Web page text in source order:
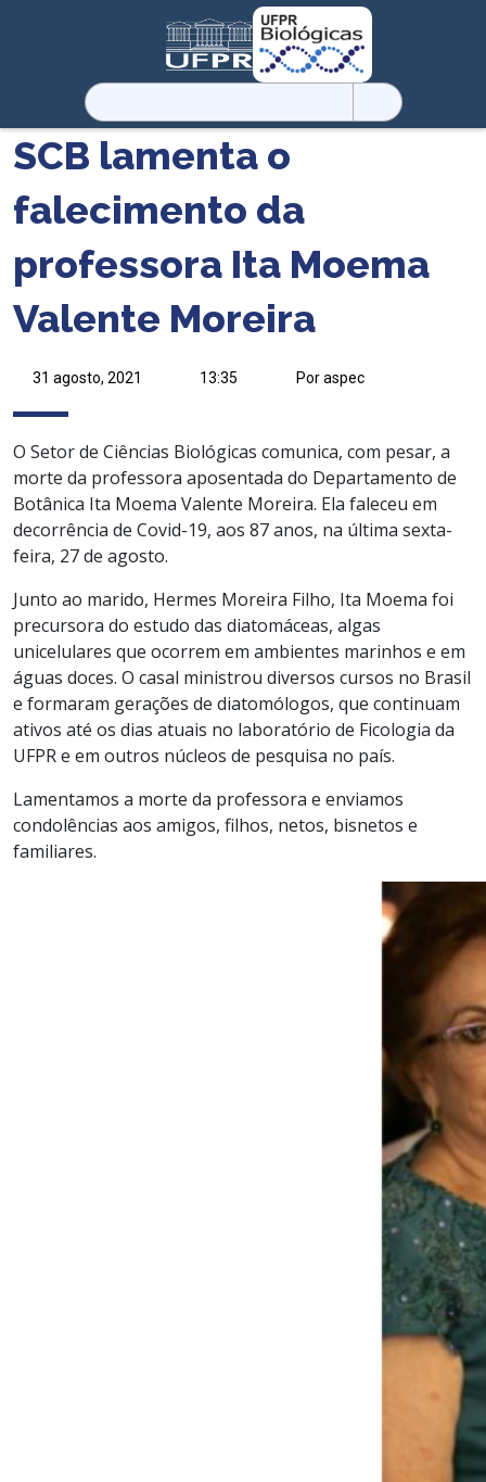
Pesquisar
por:
SCB lamenta o
falecimento da
professora Ita Moema
Valente Moreira
31 agosto, 2021 13:35 Por aspec
O Setor de Ciências Biológicas comunica, com pesar, a
morte da professora aposentada do Departamento de
Botânica Ita Moema Valente Moreira. Ela faleceu em
decorrência de Covid-19, aos 87 anos, na última sexta-
feira, 27 de agosto.
Junto ao marido, Hermes Moreira Filho, Ita Moema foi
precursora do estudo das diatomáceas, algas
unicelulares que ocorrem em ambientes marinhos e em
águas doces. O casal ministrou diversos cursos no Brasil
e formaram gerações de diatomólogos, que continuam
ativos até os dias atuais no laboratório de Ficologia da
UFPR e em outros núcleos de pesquisa no país.
Lamentamos a morte da professora e enviamos
condolências aos amigos, filhos, netos, bisnetos e
familiares.